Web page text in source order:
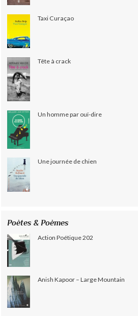
Taxi Curaçao
Tête à crack
Un homme par ouï-dire
Une journée de chien
Poètes & Poèmes
Action Poétique 202
Anish Kapoor – Large Mountain